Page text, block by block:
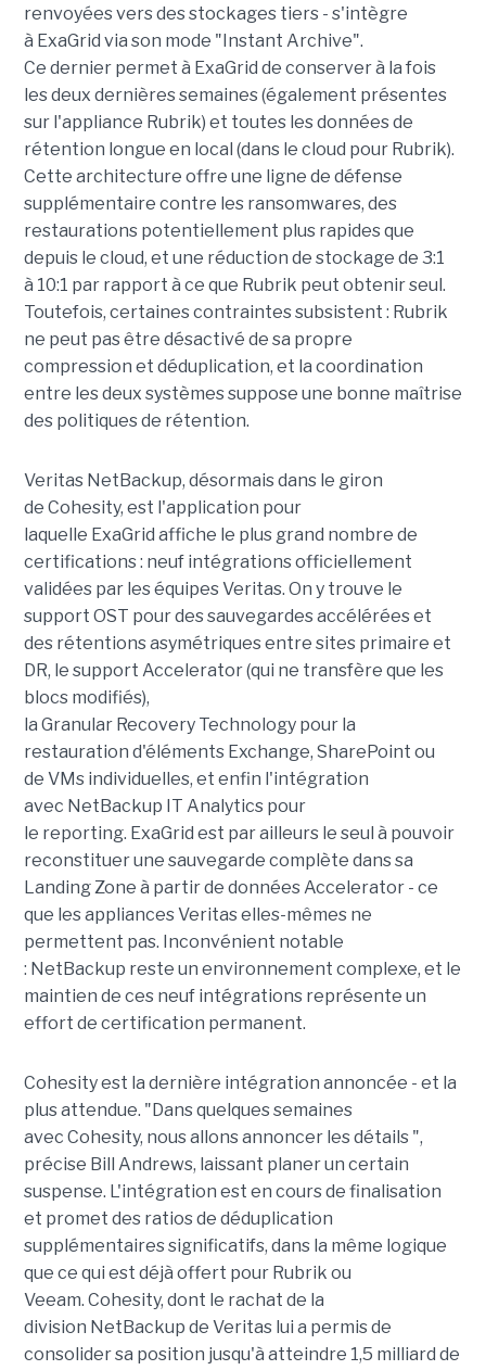
renvoyées vers des stockages tiers - s'intègre
à ExaGrid via son mode "Instant Archive".
Ce dernier permet à ExaGrid de conserver à la fois
les deux dernières semaines (également présentes
sur l'appliance Rubrik) et toutes les données de
rétention longue en local (dans le cloud pour Rubrik).
Cette architecture offre une ligne de défense
supplémentaire contre les ransomwares, des
restaurations potentiellement plus rapides que
depuis le cloud, et une réduction de stockage de 3:1
à 10:1 par rapport à ce que Rubrik peut obtenir seul.
Toutefois, certaines contraintes subsistent : Rubrik
ne peut pas être désactivé de sa propre
compression et déduplication, et la coordination
entre les deux systèmes suppose une bonne maîtrise
des politiques de rétention.
Veritas NetBackup, désormais dans le giron
de Cohesity, est l'application pour
laquelle ExaGrid affiche le plus grand nombre de
certifications : neuf intégrations officiellement
validées par les équipes Veritas. On y trouve le
support OST pour des sauvegardes accélérées et
des rétentions asymétriques entre sites primaire et
DR, le support Accelerator (qui ne transfère que les
blocs modifiés),
la Granular Recovery Technology pour la
restauration d'éléments Exchange, SharePoint ou
de VMs individuelles, et enfin l'intégration
avec NetBackup IT Analytics pour
le reporting. ExaGrid est par ailleurs le seul à pouvoir
reconstituer une sauvegarde complète dans sa
Landing Zone à partir de données Accelerator - ce
que les appliances Veritas elles-mêmes ne
permettent pas. Inconvénient notable
: NetBackup reste un environnement complexe, et le
maintien de ces neuf intégrations représente un
effort de certification permanent.
Cohesity est la dernière intégration annoncée - et la
plus attendue. "Dans quelques semaines
avec Cohesity, nous allons annoncer les détails ",
précise Bill Andrews, laissant planer un certain
suspense. L'intégration est en cours de finalisation
et promet des ratios de déduplication
supplémentaires significatifs, dans la même logique
que ce qui est déjà offert pour Rubrik ou
Veeam. Cohesity, dont le rachat de la
division NetBackup de Veritas lui a permis de
consolider sa position jusqu'à atteindre 1,5 milliard de